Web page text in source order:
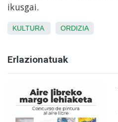
ikusgai.
KULTURA ORDIZIA
Erlazionatuak